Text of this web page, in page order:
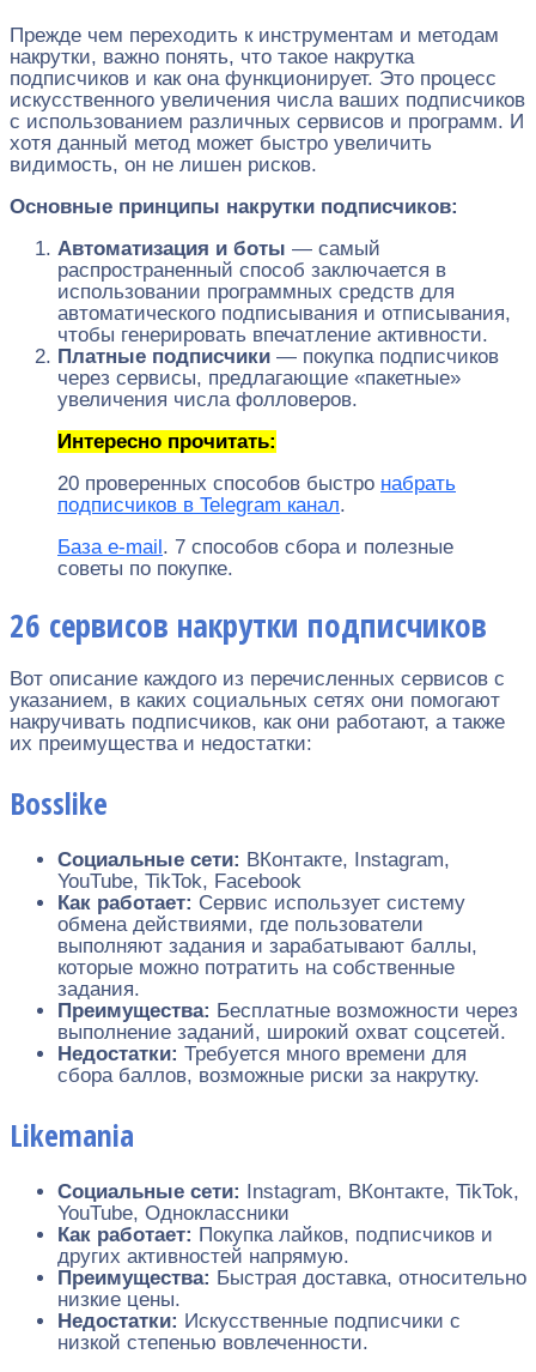
Прежде чем переходить к инструментам и методам
накрутки, важно понять, что такое накрутка
подписчиков и как она функционирует. Это процесс
искусственного увеличения числа ваших подписчиков
с использованием различных сервисов и программ. И
хотя данный метод может быстро увеличить
видимость, он не лишен рисков.
Основные принципы накрутки подписчиков:
Автоматизация и боты — самый
распространенный способ заключается в
использовании программных средств для
автоматического подписывания и отписывания,
чтобы генерировать впечатление активности.
Платные подписчики — покупка подписчиков
через сервисы, предлагающие «пакетные»
увеличения числа фолловеров.
Интересно прочитать:
20 проверенных способов быстро набрать
подписчиков в Telegram канал.
База e-mail . 7 способов сбора и полезные
советы по покупке.
26 сервисов накрутки подписчиков
Вот описание каждого из перечисленных сервисов с
указанием, в каких социальных сетях они помогают
накручивать подписчиков, как они работают, а также
их преимущества и недостатки:
Bosslike
Социальные сети: ВКонтакте, Instagram,
YouTube, TikTok, Facebook
Как работает: Сервис использует систему
обмена действиями, где пользователи
выполняют задания и зарабатывают баллы,
которые можно потратить на собственные
задания.
Преимущества: Бесплатные возможности через
выполнение заданий, широкий охват соцсетей.
Недостатки: Требуется много времени для
сбора баллов, возможные риски за накрутку.
Likemania
Социальные сети:
Instagram, ВКонтакте, TikTok,
YouTube, Одноклассники
Как работает: Покупка лайков, подписчиков и
других активностей напрямую.
Преимущества: Быстрая доставка, относительно
низкие цены.
Недостатки: Искусственные подписчики с
низкой степенью вовлеченности.